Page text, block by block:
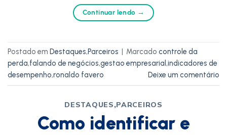
Continuar lendo →
Postado em Destaques,Parceiros | Marcado controle da
perda,falando de negócios,gestao empresarial ,indicadores de
desempenho,ronaldo favero Deixe um comentário
DESTAQUES,PARCEIROS
Como identificar e